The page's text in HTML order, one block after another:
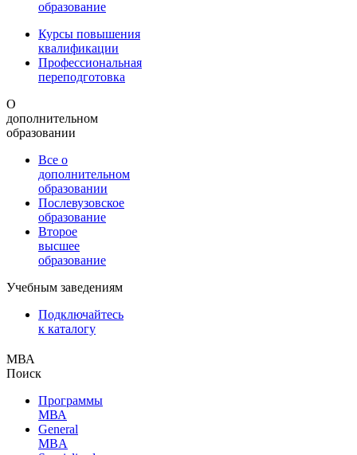
образование
Курсы повышения
квалификации
Профессиональная
переподготовка
О
дополнительном
образовании
Все о
дополнительном
образовании
Послевузовское
образование
Второе
высшее
образование
Учебным заведениям
Подключайтесь
к каталогу
МВА
Поиск
Программы
МВА
General
MBA